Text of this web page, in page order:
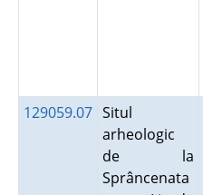
129059.07 Situl
arheologic
de la
Sprâncenata